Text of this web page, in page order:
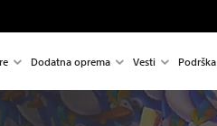
Dodatna oprema Vesti Podrška